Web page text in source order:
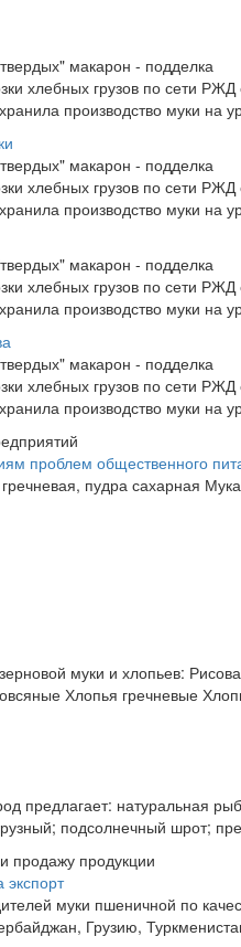
макарон - подделка
хлебных грузов по сети
производство муки на
макарон - подделка
хлебных грузов по сети
производство муки на
макарон - подделка
хлебных грузов по сети
производство муки на
макарон - подделка
хлебных грузов по сети
производство муки на
проблем общественного
пудра сахарная
муки и хлопьев:
Хлопья гречневые
предлагает: натуральная
подсолнечный шрот;
продажу продукции
муки пшеничной по
Грузию,